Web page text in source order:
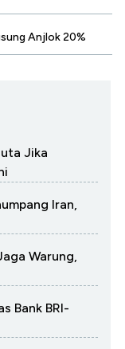
Anjlok 20%
Jika
Iran,
Warung,
Bank BRI-